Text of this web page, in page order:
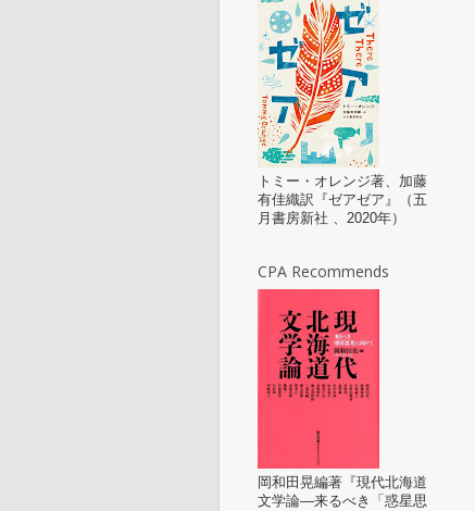
トミー・オレンジ著、加藤
有佳織訳『ゼアゼア』（五
月書房新社 、2020年）
CPA Recommends
岡和田晃編著『現代北海道
文学論—来るべき「惑星思